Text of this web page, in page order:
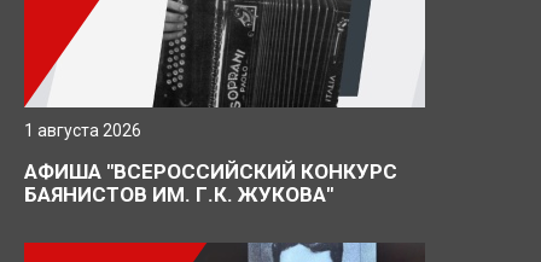
1 августа 2026
АФИША "ВСЕРОССИЙСКИЙ КОНКУРС
БАЯНИСТОВ ИМ. Г.К. ЖУКОВА"